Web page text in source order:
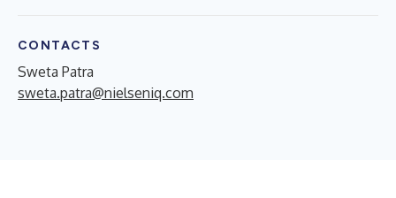
CONTACTS
Sweta Patra
sweta.patra@nielseniq.com